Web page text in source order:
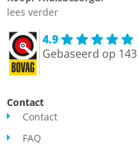
lees verder
4.9
Gebaseerd op
Contact
Contact
FAQ